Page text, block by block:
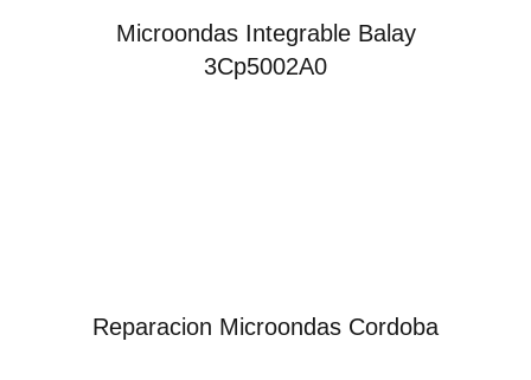
Microondas Integrable Balay
3Cp5002A0
Reparacion Microondas Cordoba